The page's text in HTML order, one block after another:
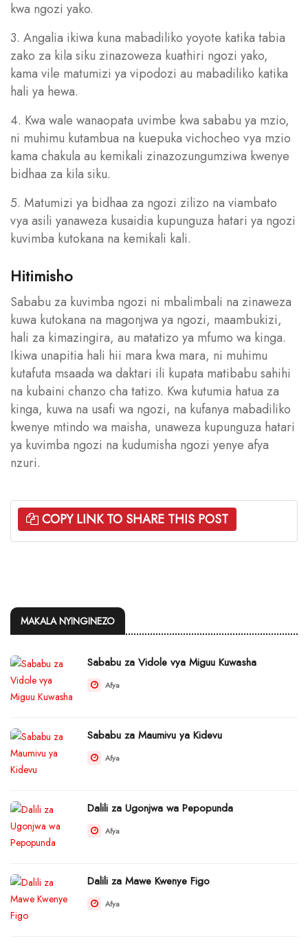
kwa ngozi yako.
3. Angalia ikiwa kuna mabadiliko yoyote katika tabia
zako za kila siku zinazoweza kuathiri ngozi yako,
kama vile matumizi ya vipodozi au mabadiliko katika
hali ya hewa.
4. Kwa wale wanaopata uvimbe kwa sababu ya mzio,
ni muhimu kutambua na kuepuka vichocheo vya mzio
kama chakula au kemikali zinazozungumziwa kwenye
bidhaa za kila siku.
5. Matumizi ya bidhaa za ngozi zilizo na viambato
vya asili yanaweza kusaidia kupunguza hatari ya ngozi
kuvimba kutokana na kemikali kali.
Hitimisho
Sababu za kuvimba ngozi ni mbalimbali na zinaweza
kuwa kutokana na magonjwa ya ngozi, maambukizi,
hali za kimazingira, au matatizo ya mfumo wa kinga.
Ikiwa unapitia hali hii mara kwa mara, ni muhimu
kutafuta msaada wa daktari ili kupata matibabu sahihi
na kubaini chanzo cha tatizo. Kwa kutumia hatua za
kinga, kuwa na usafi wa ngozi, na kufanya mabadiliko
kwenye mtindo wa maisha, unaweza kupunguza hatari
ya kuvimba ngozi na kudumisha ngozi yenye afya
nzuri.
COPY LINK TO SHARE THIS POST
MAKALA NYINGINEZO
Sababu za Vidole vya Miguu Kuwasha
Afya
Sababu za Maumivu ya Kidevu
Afya
Dalili za Ugonjwa wa Pepopunda
Afya
Dalili za Mawe Kwenye Figo
Afya